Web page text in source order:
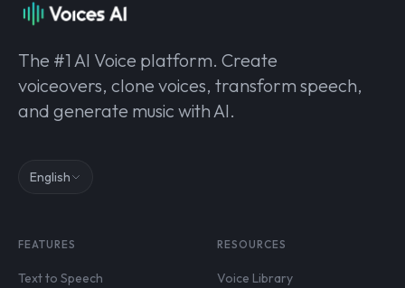
The #1 AI Voice platform. Create
voiceovers, clone voices, transform speech,
and generate music with AI.
English
FEATURES
Text to Speech
RESOURCES
Voice Library